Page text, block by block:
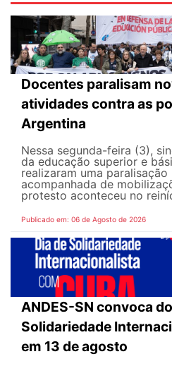
Docentes paralisam
atividades contra as
Argentina
Nessa segunda-feira (3),
da educação superior e
realizaram uma
acompanhada de
protesto aconteceu no
Publicado em: 06 de Agosto de 2026
ANDES-SN convoca
Solidariedade
em 13 de agosto